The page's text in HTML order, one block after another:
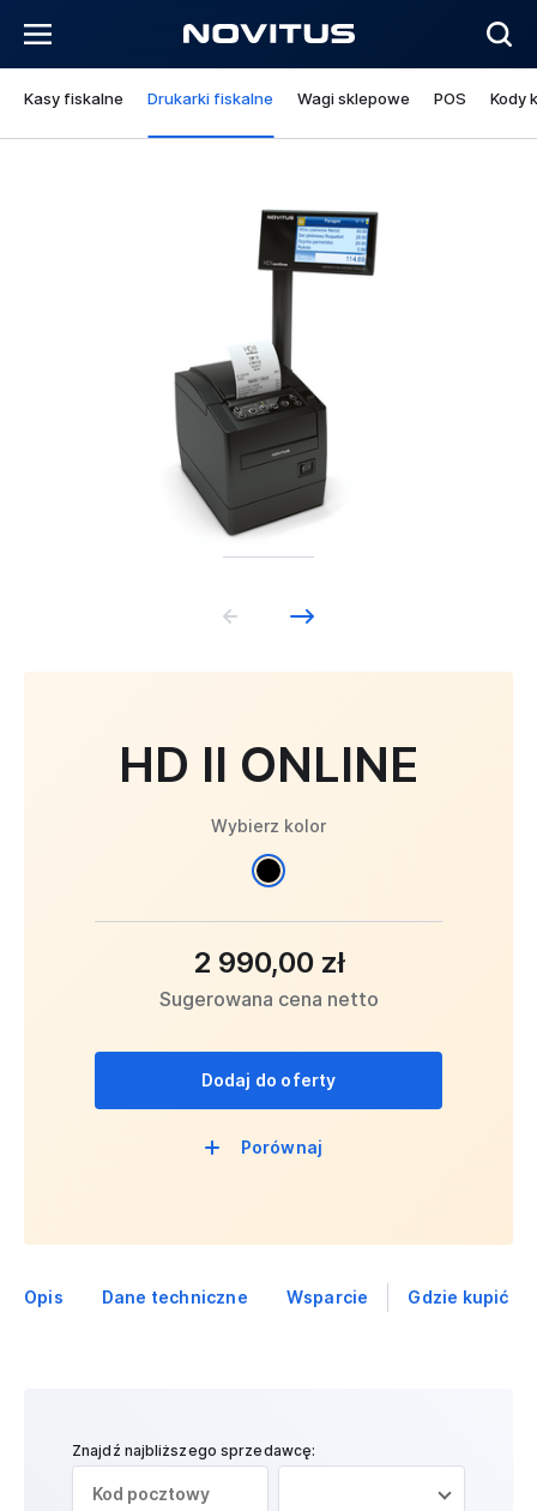
Kasy fiskalne Drukarki fiskalne Wagi sklepowe POS Kody
HD II ONLINE
Wybierz kolor
2 990,00 zł
Sugerowana cena netto
Dodaj do oferty
Porównaj
Opis Dane techniczne Wsparcie Gdzie kupić
Znajdź najbliższego sprzedawcę: